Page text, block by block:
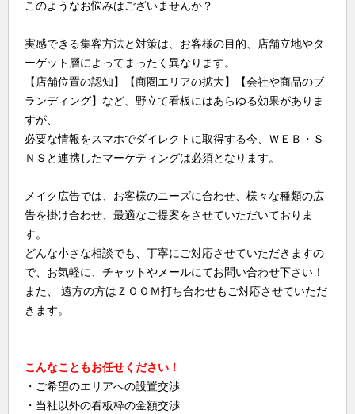
このようなお悩みはございませんか？
実感できる集客方法と対策は、お客様の目的、店舗立地やタ
ーゲット層によってまったく異なります。
【店舗位置の認知】【商圏エリアの拡大】【会社や商品のブ
ランディング】など、野立て看板にはあらゆる効果がありま
すが、
必要な情報をスマホでダイレクトに取得する今、ＷＥＢ・Ｓ
ＮＳと連携したマーケティングは必須となります。
メイク広告では、お客様のニーズに合わせ、様々な種類の広
告を掛け合わせ、最適なご提案をさせていただいておりま
す。
どんな小さな相談でも、丁寧にご対応させていただきますの
で、お気軽に、チャットやメールにてお問い合わせ下さい！
また、 遠方の方はＺＯＯＭ打ち合わせもご対応させていただ
きます。
こんなこともお任せください！
・ご希望のエリアへの設置交渉
・当社以外の看板枠の金額交渉